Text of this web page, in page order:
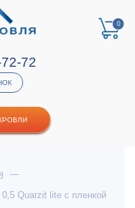
0
72
—
Quarzit lite с пленкой